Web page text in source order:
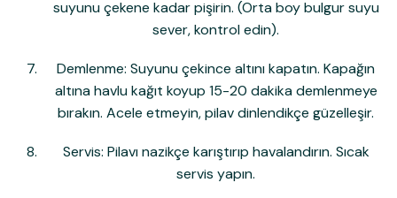
suyunu çekene kadar pişirin. (Orta boy bulgur suyu
sever, kontrol edin).
Demlenme: Suyunu çekince altını kapatın. Kapağın
altına havlu kağıt koyup 15-20 dakikademlenmeye
bırakın. Acele etmeyin, pilav dinlendikçe güzelleşir.
Servis: Pilavı nazikçe karıştırıp havalandırın. Sıcak
servis yapın.